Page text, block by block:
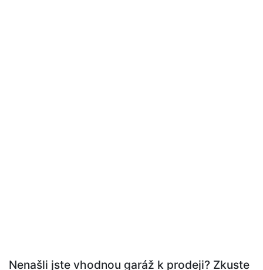
Nenašli jste vhodnou garáž k prodeji? Zkuste